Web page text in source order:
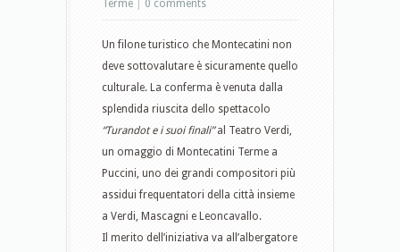
Terme
0 comments
Un filone turistico che Montecatini non
deve sottovalutare è sicuramente quello
culturale. La conferma è venuta dalla
splendida riuscita dello spettacolo
“Turandot e i suoi finali”al Teatro Verdi,
un omaggio di Montecatini Terme a
Puccini, uno dei grandi compositori più
assidui frequentatori della città insieme
a Verdi, Mascagni e Leoncavallo.
Il merito dell’iniziativa va all’albergatore